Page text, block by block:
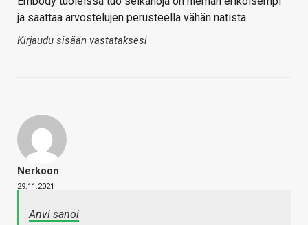
ja saattaa arvostelujen perusteella vähän natista.
Kirjaudu sisään vastataksesi
Nerkoon
29.11.2021
Anvi sanoi